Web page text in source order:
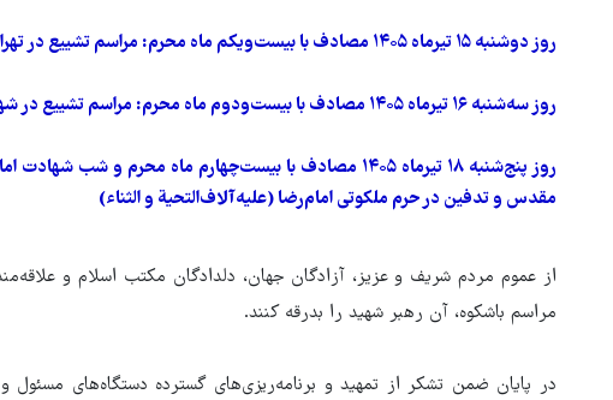
روز دوشنبه ۱۵ تیرماه ۱۴۰۵ مصادف با بیست‌ویکم ماه محرم: مراسم تشییع در تهران.
روز سه‌شنبه ۱۶ تیرماه ۱۴۰۵ مصادف با بیست‌ودوم ماه محرم: مراسم تشییع در شهر مقدّس قم.
روز پنج‌شنبه ۱۸ تیرماه ۱۴۰۵ مصادف با بیست‌چهارم ماه محرم
مقدس و تدفین در حرم ملکوتی امام‌رضا (علیه‌آلاف‌التحیة و الثناء)
از عموم مردم شریف و عزیز، آزادگان جهان، دلدادگان مکتب اسلام و
مراسم باشکوه، آن رهبر شهید را بدرقه کنند.
در پایان ضمن تشکر از تمهید و برنامه‌ریزی‌های گسترده‌ دستگاه‌های مسئول